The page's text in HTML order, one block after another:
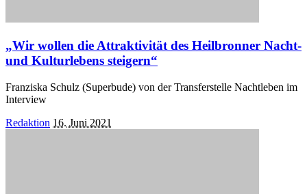
„Wir wollen die Attraktivität des Heilbronner Nacht-
und Kulturlebens steigern“
Franziska Schulz (Superbude) von der Transferstelle Nachtleben im
Interview
Posted
Redaktion 16. Juni 2021